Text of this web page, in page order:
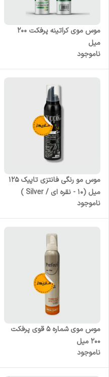
موس موی کراتینه پرفکت 200
میل
ناموجود
موس مو رنگی فانتزی تاپیک 125
میل (10 - نقره ای / Silver )
ناموجود
موس موی شماره 5 قوی پرفکت
200 میل
ناموجود